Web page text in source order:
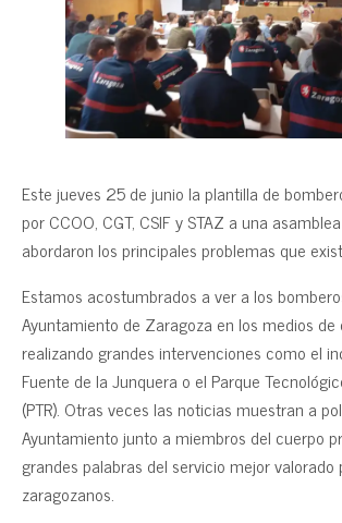
Este jueves 25 de junio la plantilla de
por CCOO, CGT, CSIF y STAZ a una
abordaron los principales problemas que
Estamos acostumbrados a ver a los
Ayuntamiento de Zaragoza en los medios
realizando grandes intervenciones como el
Fuente de la Junquera o el Parque
(PTR). Otras veces las noticias muestran a
Ayuntamiento junto a miembros del cuerpo
grandes palabras del servicio mejor valorado
zaragozanos.